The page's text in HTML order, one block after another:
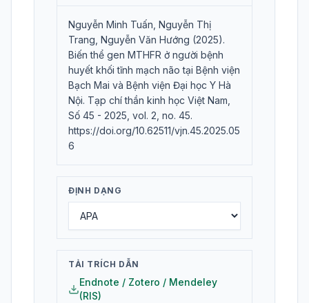
Nguyễn Minh Tuấn, Nguyễn Thị
Trang, Nguyễn Văn Hướng (2025).
Biến thể gen MTHFR ở người bệnh
huyết khối tĩnh mạch não tại Bệnh viện
Bạch Mai và Bệnh viện Đại học Y Hà
Nội. Tạp chí thần kinh học Việt Nam,
Số 45 - 2025, vol. 2, no. 45.
https://doi.org/10.62511/vjn.45.2025.05
6
ĐỊNH DẠNG
TẢI TRÍCH DẪN
Endnote / Zotero / Mendeley
(RIS)